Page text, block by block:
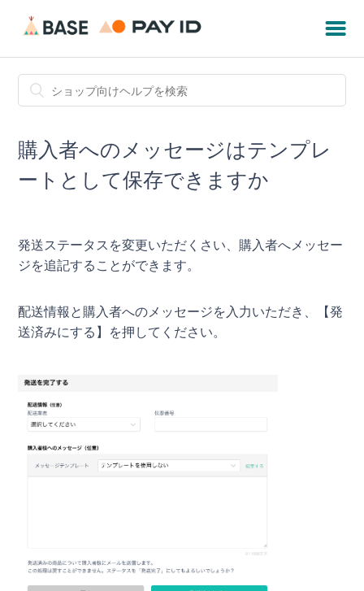
購入者へのメッセージはテンプレ
ートとして保存できますか
発送ステータスを変更いただくさい、購入者へメッセー
ジを追記することができます。
配送情報と購入者へのメッセージを入力いただき、【発
送済みにする】を押してください。